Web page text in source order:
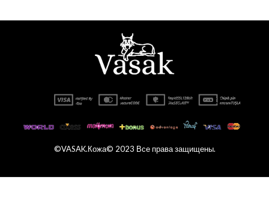
©VASAK.Кожа© 2023 Все права защищены.